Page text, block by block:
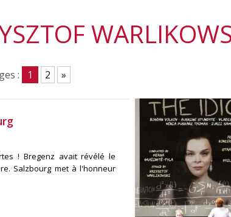
: 1 2 »
! Bregenz avait révélé le
Salzbourg met à l'honneur